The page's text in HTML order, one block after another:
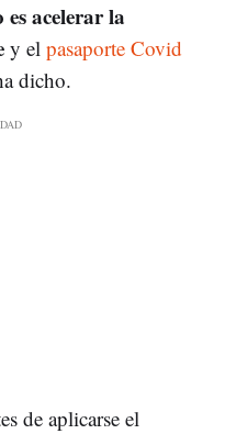
acelerar la
y el pasaporte Covid
dicho.
de aplicarse el